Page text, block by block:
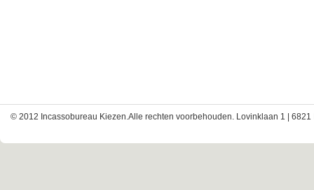
© 2012 Incassobureau Kiezen.Alle rechten voorbehouden. Lovinklaan 1 | 6821